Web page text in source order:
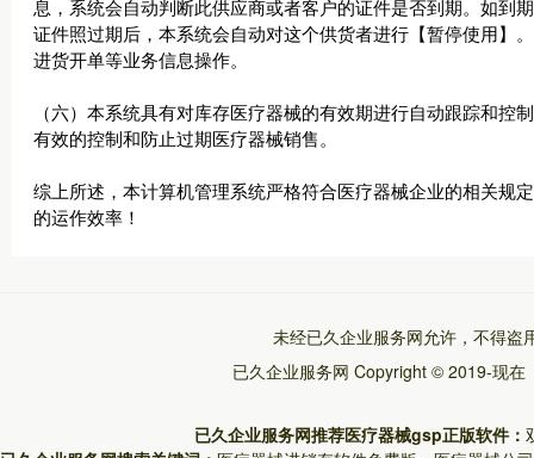
息，系统会自动判断此供应商或者客户的证件是否到期。如到
证件照过期后，本系统会自动对这个供货者进行【暂停使用】
进货开单等业务信息操作。
（六）本系统具有对库存医疗器械的有效期进行自动跟踪和
有效的控制和防止过期医疗器械销售。
综上所述，本计算机管理系统严格符合医疗器械企业的相关规
的运作效率！
未经已久企业服务网允许，不得盗
已久企业服务网 Copyright © 2019-现在
已久企业服务网推荐医疗器械gsp正版软件：